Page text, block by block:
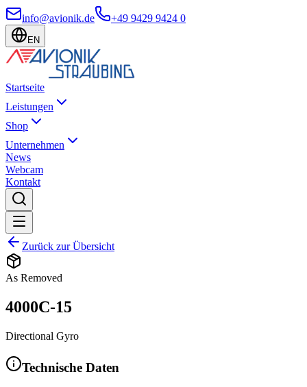
info@avionik.de +49 9429 9424 0
EN
Startseite
Leistungen
Shop
Unternehmen
News
Webcam
Kontakt
Zurück zur Übersicht
As Removed
4000C-15
Directional Gyro
Technische Daten